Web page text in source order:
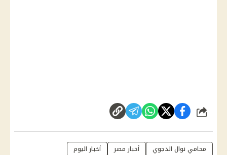
شارك
محامي نوال الدجوي أخبار مصر أخبار اليوم